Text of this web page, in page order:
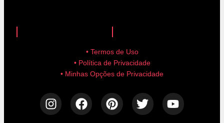
• Termos de Uso
• Política de Privacidade
• Minhas Opções de Privacidade